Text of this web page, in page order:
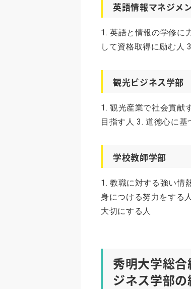
英語情報マネジメ
1. 英語と情報の学修に
して資格取得に励む人
観光ビジネス学部
1. 観光産業で社会貢献
目指す人 3. 道徳心に
学校教師学部
1. 教職に対する強い情
身につける努力をする
大切にする人
秀明大学総
ジネス学部